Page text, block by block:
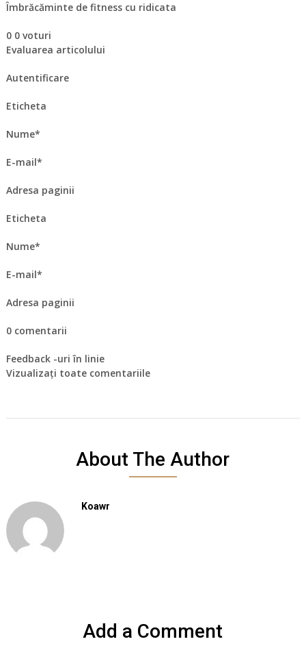
Îmbrăcăminte de fitness cu ridicata
0 0 voturi
Evaluarea articolului
Autentificare
Eticheta
Nume*
E-mail*
Adresa paginii
Eticheta
Nume*
E-mail*
Adresa paginii
0 comentarii
Feedback -uri în linie
Vizualizați toate comentariile
About The Author
Koawr
Add a Comment